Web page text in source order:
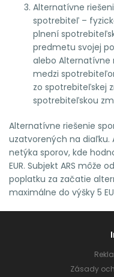
Alternatívne
spotrebiteľ –
plnení
predmetu svojej
alebo Alternatívne
medzi
zo spotrebiteľskej
spotrebiteľskou
Alternatívne riešenie
uzatvorených na diaľku.
netýka sporov, kde
EUR. Subjekt ARS môže
poplatku za začatie
maximálne do výšky 5
Zásady